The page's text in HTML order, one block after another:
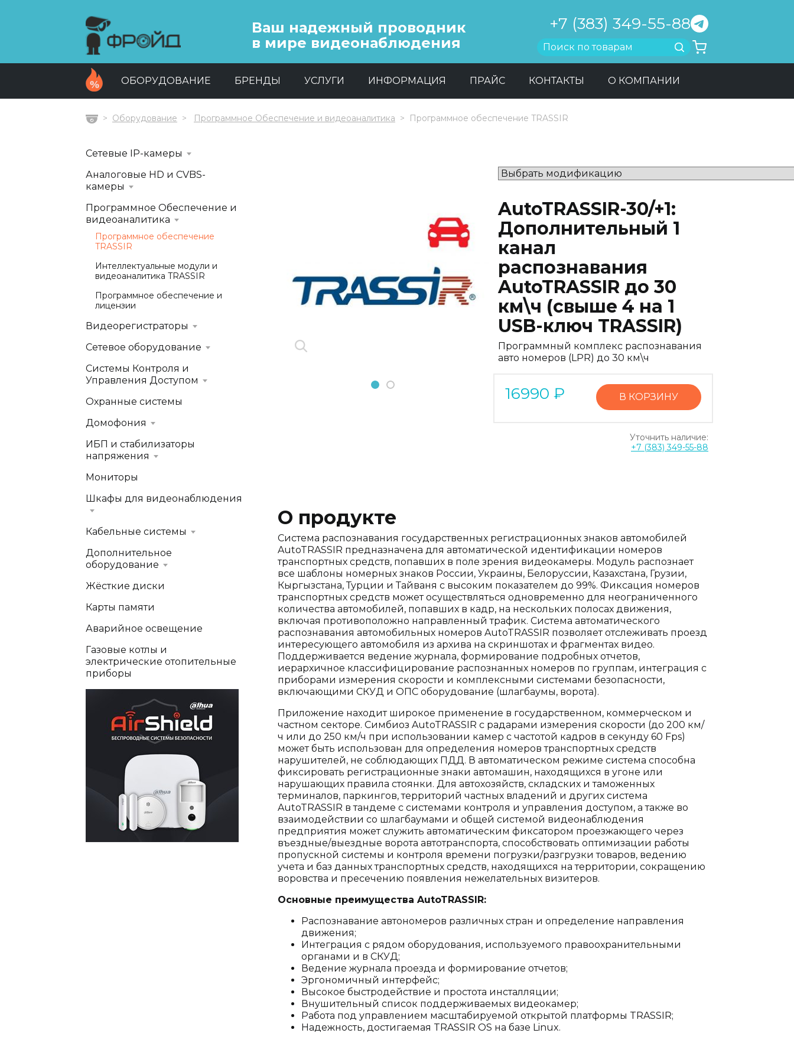
Ваш надежный проводник
в мире видеонаблюдения
+7 (383) 349-55-88
Найти
ОБОРУДОВАНИЕ БРЕНДЫ УСЛУГИ ИНФОРМАЦИЯ ПРАЙС КОНТАКТЫ О КОМПАНИИ
ГлавнаяОборудование Программное Обеспечение и видеоаналитика Программное обеспечение TRASSIR
Previous Next
1 2
AutoTRASSIR-30/+1:
Дополнительный 1
канал
распознавания
AutoTRASSIR до 30
км\ч (свыше 4 на 1
USB-ключ TRASSIR)
Программный комплекс распознавания
авто номеров (LPR) до 30 км\ч
16990 ₽ В КОРЗИНУ
Уточнить наличие:
+7 (383) 349-55-88
О продукте
Система распознавания государственных регистрационных знаков автомобилей
AutoTRASSIR предназначена для автоматической идентификации номеров
транспортных средств, попавших в поле зрения видеокамеры. Модуль распознает
все шаблоны номерных знаков России, Украины, Белоруссии, Казахстана, Грузии,
Кыргызстана, Турции и Тайваня с высоким показателем до 99%. Фиксация номеров
транспортных средств может осуществляться одновременно для неограниченного
количества автомобилей, попавших в кадр, на нескольких полосах движения,
включая противоположно направленный трафик. Система автоматического
распознавания автомобильных номеров AutoTRASSIR позволяет отслеживать проезд
интересующего автомобиля из архива на скриншотах и фрагментах видео.
Поддерживается ведение журнала, формирование подробных отчетов,
иерархичное классифицирование распознанных номеров по группам, интеграция с
приборами измерения скорости и комплексными системами безопасности,
включающими СКУД и ОПС оборудование (шлагбаумы, ворота).
Приложение находит широкое применение в государственном, коммерческом и
частном секторе. Симбиоз AutoTRASSIR с радарами измерения скорости (до 200 км/
ч или до 250 км/ч при использовании камер с частотой кадров в секунду 60 Fps)
может быть использован для определения номеров транспортных средств
нарушителей, не соблюдающих ПДД. В автоматическом режиме система способна
фиксировать регистрационные знаки автомашин, находящихся в угоне или
нарушающих правила стоянки. Для автохозяйств, складских и таможенных
терминалов, паркингов, территорий частных владений и других система
AutoTRASSIR в тандеме с системами контроля и управления доступом, а также во
взаимодействии со шлагбаумами и общей системой видеонаблюдения
предприятия может служить автоматическим фиксатором проезжающего через
въездные/выездные ворота автотранспорта, способствовать оптимизации работы
пропускной системы и контроля времени погрузки/разгрузки товаров, ведению
учета и баз данных транспортных средств, находящихся на территории, сокращению
воровства и пресечению появления нежелательных визитеров.
Основные преимущества AutoTRASSIR:
Распознавание автономеров различных стран и определение направления
движения;
Интеграция с рядом оборудования, используемого правоохранительными
органами и в СКУД;
Ведение журнала проезда и формирование отчетов;
Эргономичный интерфейс;
Высокое быстродействие и простота инсталляции;
Внушительный список поддерживаемых видеокамер;
Работа под управлением масштабируемой открытой платформы TRASSIR;
Надежность, достигаемая TRASSIR OS на базе Linux.
Сетевые IP-камеры
Аналоговые HD и CVBS-
камеры
Программное Обеспечение и
видеоаналитика
Программное обеспечение
TRASSIR
Интеллектуальные модули и
видеоаналитика TRASSIR
Программное обеспечение и
лицензии
Видеорегистраторы
Сетевое оборудование
Системы Контроля и
Управления Доступом
Охранные системы
Домофония
ИБП и стабилизаторы
напряжения
Мониторы
Шкафы для видеонаблюдения
Кабельные системы
Дополнительное
оборудование
Жёсткие диски
Карты памяти
Аварийное освещение
Газовые котлы и
электрические отопительные
приборы